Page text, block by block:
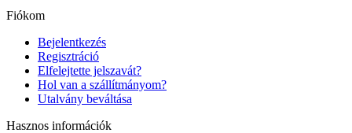
Fiókom
Bejelentkezés
Regisztráció
Elfelejtette jelszavát?
Hol van a szállítmányom?
Utalvány beváltása
Hasznos információk